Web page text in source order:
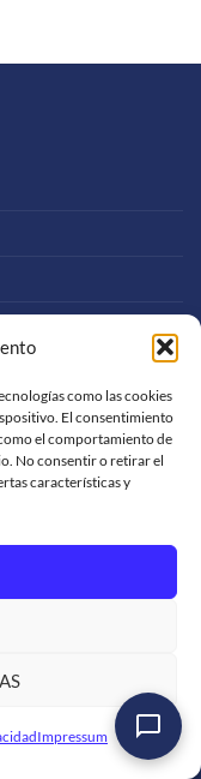
como las cookies
El consentimiento
el comportamiento de
No consentir o retirar el
características y
Impressum